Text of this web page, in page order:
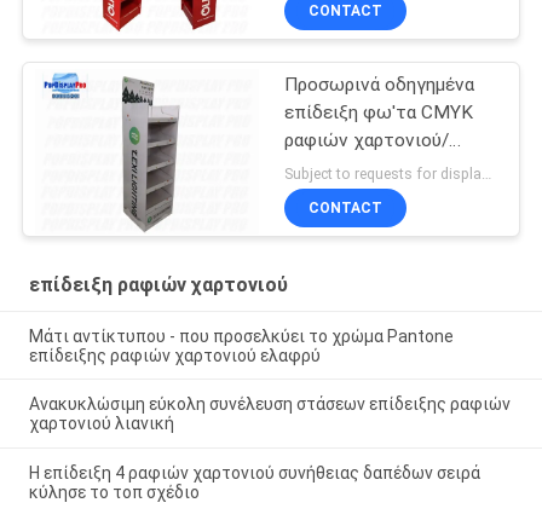
CONTACT
Προσωρινά οδηγημένα
επίδειξη φω'τα CMYK
ραφιών χαρτονιού/
τυπωμένη ύλη 4C για τις
διακοπές
CONTACT
επίδειξη ραφιών χαρτονιού
Μάτι αντίκτυπου - που προσελκύει το χρώμα Pantone
επίδειξης ραφιών χαρτονιού ελαφρύ
Ανακυκλώσιμη εύκολη συνέλευση στάσεων επίδειξης ραφιών
χαρτονιού λιανική
Η επίδειξη 4 ραφιών χαρτονιού συνήθειας δαπέδων σειρά
κύλησε το τοπ σχέδιο